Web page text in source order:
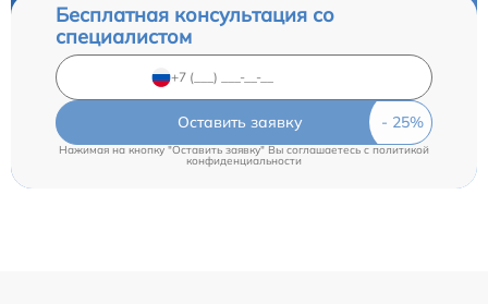
Бесплатная консультация со
специалистом
Оставить заявку
Нажимая на кнопку "Оставить заявку" Вы соглашаетесь cполитикой
конфиденциальности